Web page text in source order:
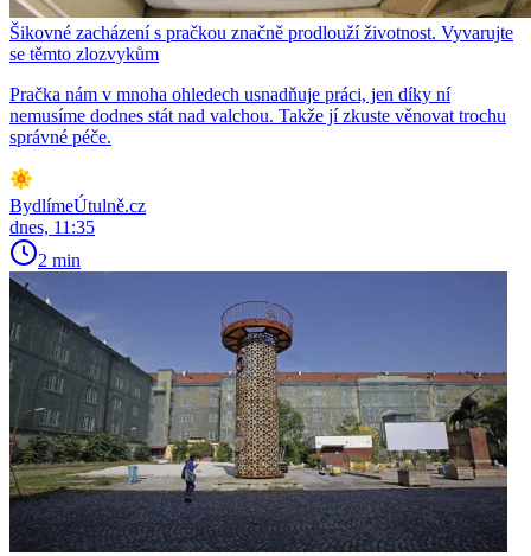
Šikovné zacházení s pračkou značně prodlouží životnost. Vyvarujte
se těmto zlozvykům
Pračka nám v mnoha ohledech usnadňuje práci, jen díky ní
nemusíme dodnes stát nad valchou. Takže jí zkuste věnovat trochu
správné péče.
BydlímeÚtulně.cz
dnes, 11:35
2 min